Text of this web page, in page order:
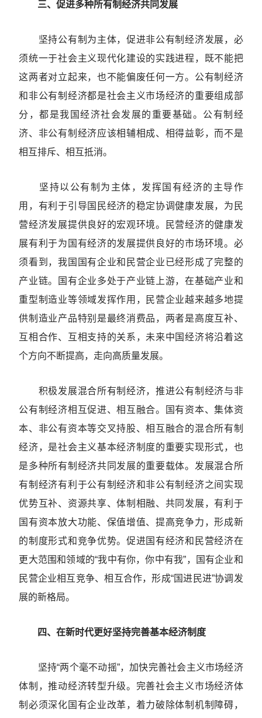
三、促进多种所有制经济共同发展
坚持公有制为主体，促进非公有制经济发展，必
须统一于社会主义现代化建设的实践进程，既不能把
这两者对立起来，也不能偏废任何一方。公有制经济
和非公有制经济都是社会主义市场经济的重要组成部
分，都是我国经济社会发展的重要基础。公有制经
济、非公有制经济应该相辅相成、相得益彰，而不是
相互排斥、相互抵消。
坚持以公有制为主体，发挥国有经济的主导作
用，有利于引导国民经济的稳定协调健康发展，为民
营经济发展提供良好的宏观环境。民营经济的健康发
展有利于为国有经济的发展提供良好的市场环境。必
须看到，我国国有企业和民营企业已经形成了完整的
产业链。国有企业多处于产业链上游，在基础产业和
重型制造业等领域发挥作用，民营企业越来越多地提
供制造业产品特别是最终消费品，两者是高度互补、
互相合作、互相支持的关系，未来中国经济将沿着这
个方向不断提高，走向高质量发展。
积极发展混合所有制经济，推进公有制经济与非
公有制经济相互促进、相互融合。国有资本、集体资
本、非公有资本等交叉持股、相互融合的混合所有制
经济，是社会主义基本经济制度的重要实现形式，也
是多种所有制经济共同发展的重要载体。发展混合所
有制经济有利于公有制经济和非公有制经济之间实现
优势互补、资源共享、体制相融、共同发展，有利于
国有资本放大功能、保值增值、提高竞争力，形成新
的制度形式和竞争优势。促进国有经济和民营经济在
更大范围和领域的“我中有你，你中有我”，国有企业和
民营企业相互竞争、相互合作，形成“国进民进”协调发
展的新格局。
四、在新时代更好坚持完善基本经济制度
坚持“两个毫不动摇”，加快完善社会主义市场经济
体制，推动经济转型升级。完善社会主义市场经济体
制必须深化国有企业改革，着力破除体制机制障碍，